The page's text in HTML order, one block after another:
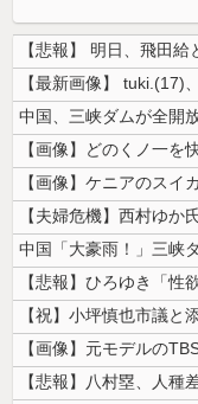
中国、三峡ダムが全開
【画像】どのくノ一を
【画像】元モデルの